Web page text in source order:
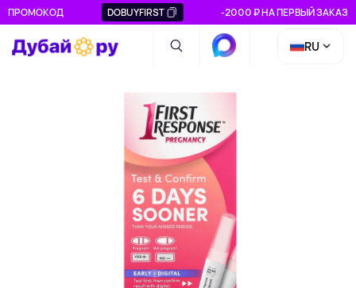
ПРОМОКОД DOBUYFIRST -2000 ₽ НА ПЕРВЫЙ ЗАКАЗ
RU